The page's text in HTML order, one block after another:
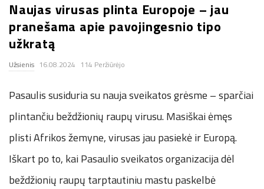
.
c
o
.
u
k
Naujas virusas plinta Europoje – jau
pranešama apie pavojingesnio tipo
užkratą
Užsienis 16.08.2024 114 Peržiūrėjo
Pasaulis susiduria su nauja sveikatos grėsme – sparčiai
plintančiu beždžionių raupų virusu. Masiškai ėmęs
plisti Afrikos žemyne, virusas jau pasiekė ir Europą.
Iškart po to, kai Pasaulio sveikatos organizacija dėl
beždžionių raupų tarptautiniu mastu paskelbė